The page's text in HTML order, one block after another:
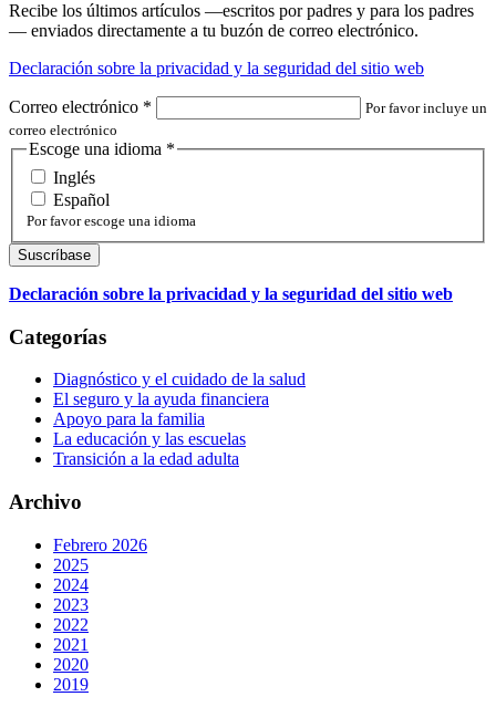
Recibe los últimos artículos —escritos por padres y para los padres
— enviados directamente a tu buzón de correo electrónico.
Declaración sobre la privacidad y la seguridad del sitio web
Correo electrónico *
Por favor incluye un
correo electrónico
Escoge una idioma *
Inglés
Español
Por favor escoge una idioma
Declaración sobre la privacidad y la seguridad del sitio web
Categorías
Diagnóstico y el cuidado de la salud
El seguro y la ayuda financiera
Apoyo para la familia
La educación y las escuelas
Transición a la edad adulta
Archivo
Febrero 2026
2025
2024
2023
2022
2021
2020
2019